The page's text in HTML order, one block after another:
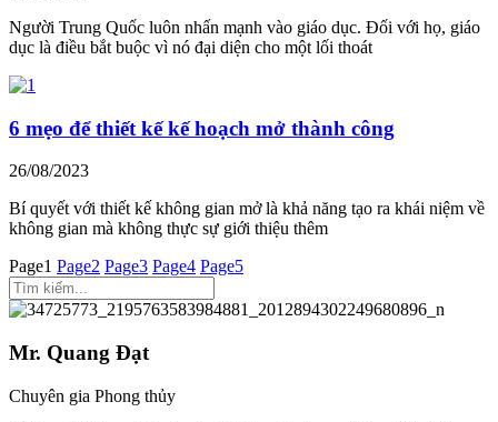
Người Trung Quốc luôn nhấn mạnh vào giáo dục. Đối với họ, giáo
dục là điều bắt buộc vì nó đại diện cho một lối thoát
6 mẹo để thiết kế kế hoạch mở thành công
26/08/2023
Bí quyết với thiết kế không gian mở là khả năng tạo ra khái niệm về
không gian mà không thực sự giới thiệu thêm
Page1 Page2 Page3 Page4 Page5
Mr. Quang Đạt
Chuyên gia Phong thủy